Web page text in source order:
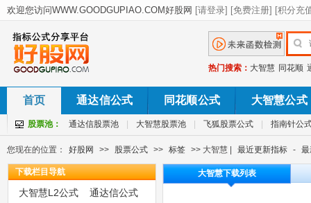
热门搜索： 大智慧 同花顺
首页 通达信公式 同花顺公式 大智慧公式
股票池： 通达信股票池 大智慧股票池 飞狐股票公式 指南针公
您现在的位置： 好股网 >> 股票公式 >> 标签 >> 大智慧 | 最近更新指标 -
下载栏目导航
大智慧L2公式
通达信公式
大智慧下载列表